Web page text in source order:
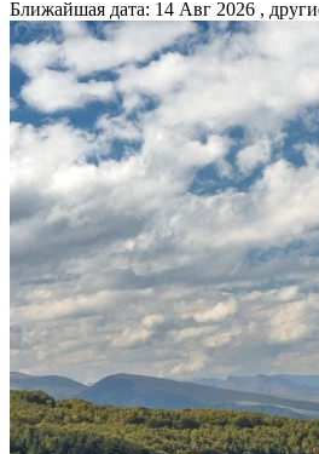
Ближайшая дата: 14 Авг 2026 ,